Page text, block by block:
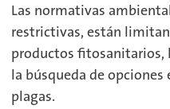
Las normativas
restrictivas, están
productos fitosanitarios,
la búsqueda de
plagas.